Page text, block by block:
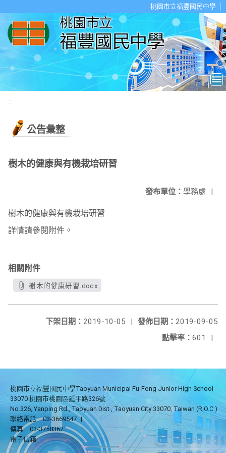
桃園市立福豐國民中學
:::
公告彙整
樹木的健康與有機栽培研習
發布單位： 學務處 |
樹木的健康與有機栽培研習
詳情請參閱附件。
相關附件
樹木的健康研習.docx
發佈日期： 2019-09-05
下架日期： 2019-10-05
|
點擊率： 601 |
桃園市立福豐國民中學Taoyuan Municipal Fu-Fong Junior High School
33070 桃園市桃園區延平路326號
No.326, Yanping Rd., Taoyuan Dist., Taoyuan City 33070, Taiwan (R.O.C.)
聯絡電話
03-3669547 |
傳真
03-3758362
電子信箱